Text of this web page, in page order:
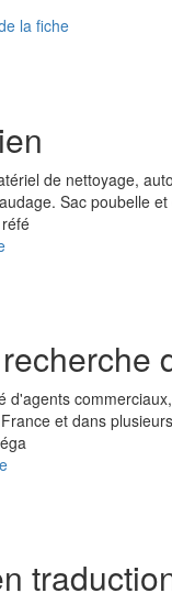
la fiche
de nettoyage,
Sac poubelle
d'agents
et dans